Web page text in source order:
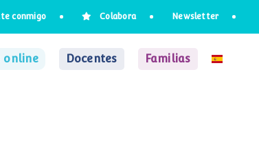
conmigo Colabora Newsletter
online Docentes Familias